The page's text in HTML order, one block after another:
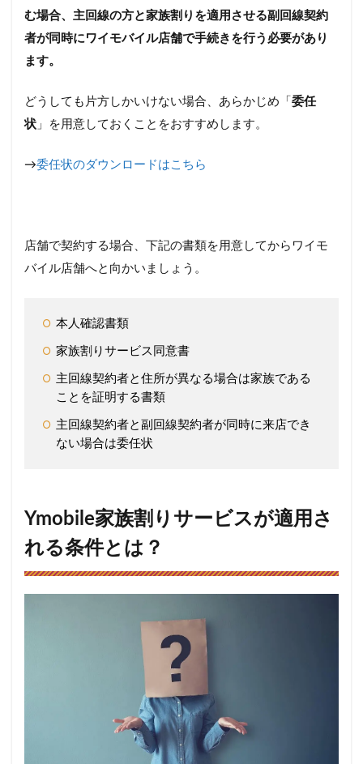
む場合、主回線の方と家族割りを適用させる副回線契約
者が同時にワイモバイル店舗で手続きを行う必要があり
ます。
どうしても片方しかいけない場合、あらかじめ「 委任
状 」を用意しておくことをおすすめします。
→委任状のダウンロードはこちら
店舗で契約する場合、下記の書類を用意してからワイモ
バイル店舗へと向かいましょう。
本人確認書類
家族割りサービス同意書
主回線契約者と住所が異なる場合は家族である
ことを証明する書類
主回線契約者と副回線契約者が同時に来店でき
ない場合は委任状
Ymobile家族割りサービスが適用さ
れる条件とは？